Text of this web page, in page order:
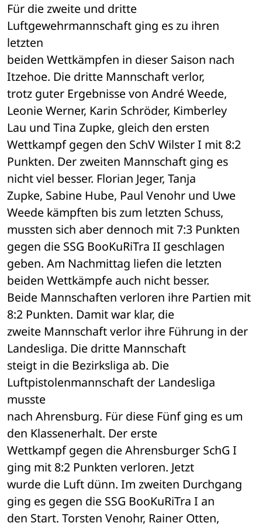
Für die zweite und dritte
Luftgewehrmannschaft ging es zu ihren
letzten
beiden Wettkämpfen in dieser Saison nach
Itzehoe. Die dritte Mannschaft verlor,
trotz guter Ergebnisse von André Weede,
Leonie Werner, Karin Schröder, Kimberley
Lau und Tina Zupke, gleich den ersten
Wettkampf gegen den SchV Wilster I mit 8:2
Punkten. Der zweiten Mannschaft ging es
nicht viel besser. Florian Jeger, Tanja
Zupke, Sabine Hube, Paul Venohr und Uwe
Weede kämpften bis zum letzten Schuss,
mussten sich aber dennoch mit 7:3 Punkten
gegen die SSG BooKuRiTra II geschlagen
geben. Am Nachmittag liefen die letzten
beiden Wettkämpfe auch nicht besser.
Beide Mannschaften verloren ihre Partien mit
8:2 Punkten. Damit war klar, die
zweite Mannschaft verlor ihre Führung in der
Landesliga. Die dritte Mannschaft
steigt in die Bezirksliga ab. Die
Luftpistolenmannschaft der Landesliga
musste
nach Ahrensburg. Für diese Fünf ging es um
den Klassenerhalt. Der erste
Wettkampf gegen die Ahrensburger SchG I
ging mit 8:2 Punkten verloren. Jetzt
wurde die Luft dünn. Im zweiten Durchgang
ging es gegen die SSG BooKuRiTra I an
den Start. Torsten Venohr, Rainer Otten,